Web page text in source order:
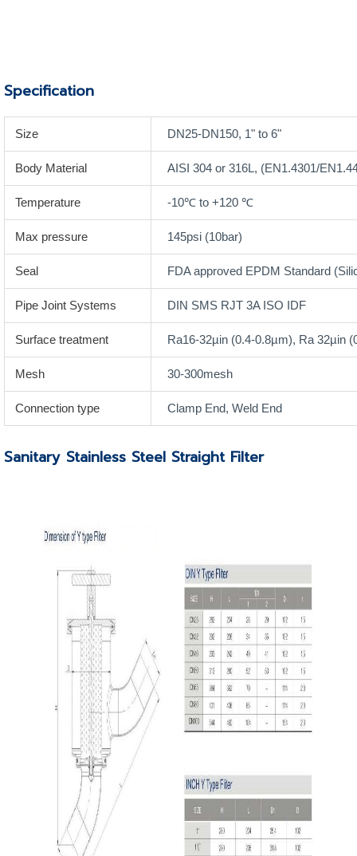
Specification
Size DN25-DN150, 1" to 6"
Body Material AISI 304 or 316L, (EN1.4301/
Temperature -10℃ to +120 ℃
Max pressure 145psi (10bar)
Seal FDA approved EPDM Standard
Pipe Joint Systems DIN SMS RJT 3A ISO IDF
Surface treatment Ra16-32µin (0.4-0.8µm), Ra 32µin
Mesh 30-300mesh
Connection type Clamp End, Weld End
Sanitary Stainless Steel Straight Filter